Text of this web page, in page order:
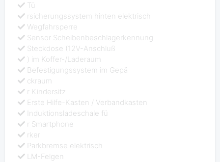
Tü
rsicherungssystem hinten elektrisch
Wegfahrsperre
Sensor Scheibenbeschlagerkennung
Steckdose (12V-Anschluß
) im Koffer-/Laderaum
Befestigungssystem im Gepä
ckraum
r Kindersitz
Erste Hilfe-Kasten / Verbandkasten
Induktionsladeschale fü
r Smartphone
rker
Parkbremse elektrisch
LM-Felgen